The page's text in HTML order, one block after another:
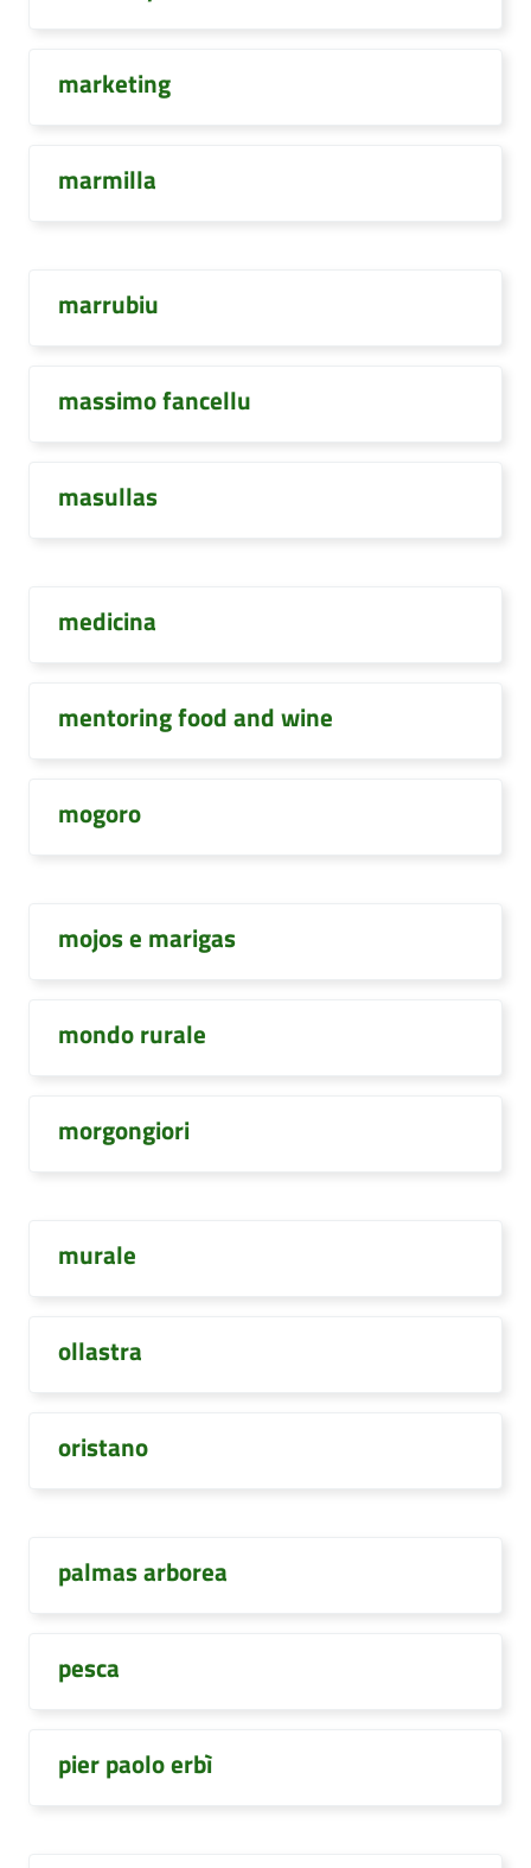
marketing
marmilla
marrubiu
massimo fancellu
masullas
medicina
mentoring food and wine
mogoro
mojos e marigas
mondo rurale
morgongiori
murale
ollastra
oristano
palmas arborea
pesca
pier paolo erbì